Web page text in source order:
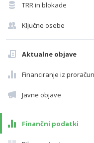
TRR in blokade
Ključne osebe
Aktualne objave
Financiranje iz
Javne objave
Finančni podatki